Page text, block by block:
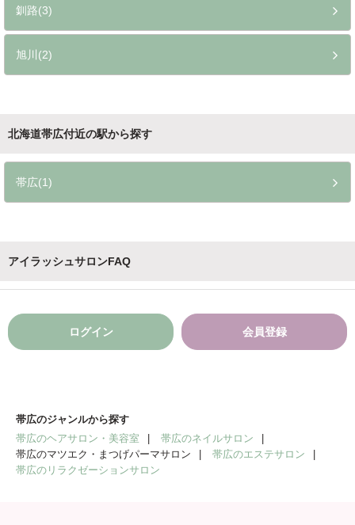
釧路(3)
旭川(2)
北海道帯広付近の駅から探す
帯広(1)
アイラッシュサロンFAQ
ログイン 会員登録
帯広のジャンルから探す
帯広のヘアサロン・美容室
帯広のネイルサロン
帯広のマツエク・まつげパーマサロン
帯広のエステサロン
帯広のリラクゼーションサロン